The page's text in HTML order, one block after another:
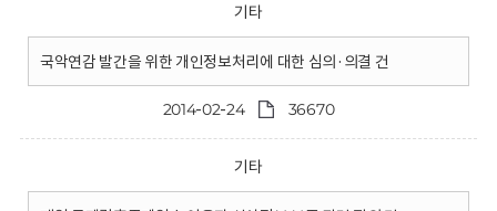
기타
국악연감 발간을 위한 개인정보처리에 대한 심의·의결 건
2014-02-24 36670
기타